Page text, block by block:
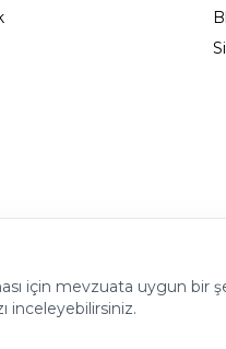
için mevzuata uygun bir
inceleyebilirsiniz.